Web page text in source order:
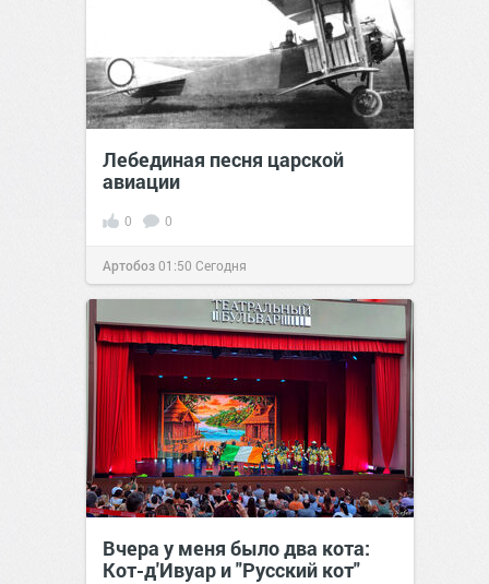
Лебединая песня царской
авиации
0 0
Артобоз01:50 Сегодня
Вчера у меня было два кота:
Кот-д'Ивуар и "Русский кот"